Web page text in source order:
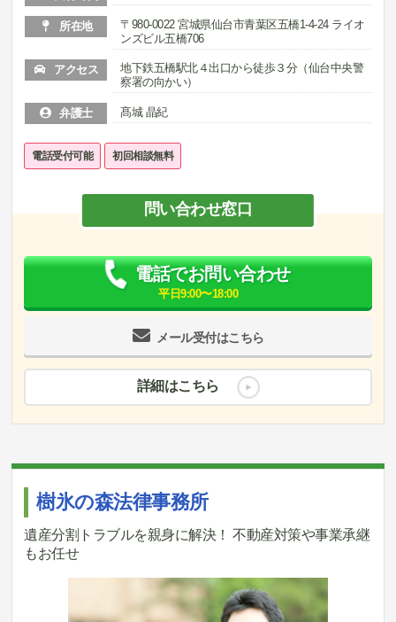
所在地
〒980-0022 宮城県仙台市青葉区五橋1-4-24 ライオ
ンズビル五橋706
アクセス
地下鉄五橋駅北４出口から徒歩３分（仙台中央警
察署の向かい）
弁護士 髙城 晶紀
電話受付可能 初回相談無料
問い合わせ窓口
メール受付はこちら
電話でお問い合わせ
平日9:00〜18:00
詳細はこちら
樹氷の森法律事務所
遺産分割トラブルを親身に解決！ 不動産対策や事業承継
もお任せ